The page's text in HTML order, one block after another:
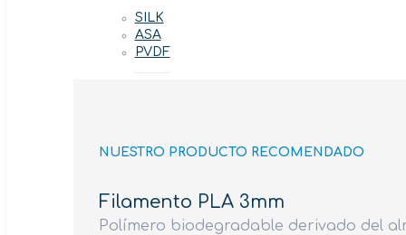
SILK
ASA
PVDF
NUESTRO PRODUCTO RECOMENDADO
Filamento PLA 3mm
Polímero biodegradable derivado del